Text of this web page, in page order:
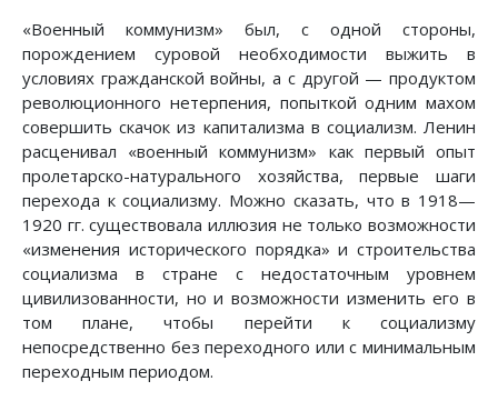
«Военный коммунизм» был, с одной стороны,
порождением суровой необходимости выжить в
условиях гражданской войны, а с другой — продуктом
революционного нетерпения, попыткой одним махом
совершить скачок из капитализма в социализм. Ленин
расценивал «военный коммунизм» как первый опыт
пролетарско-натурального хозяйства, первые шаги
перехода к социализму. Можно сказать, что в 1918—
1920 гг. существовала иллюзия не только возможности
«изменения исторического порядка» и строительства
социализма в стране с недостаточным уровнем
цивилизованности, но и возможности изменить его в
том плане, чтобы перейти к социализму
непосредственно без переходного или с минимальным
переходным периодом.